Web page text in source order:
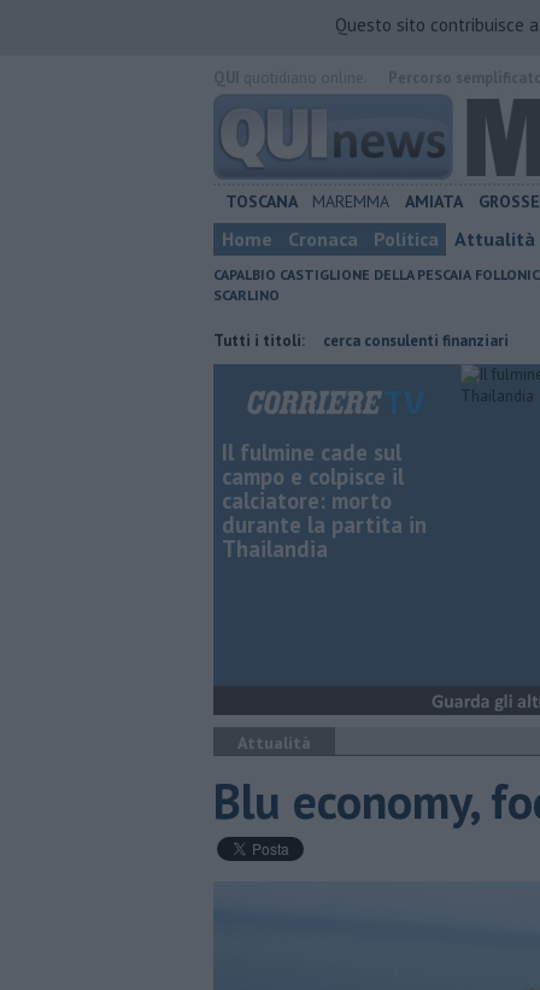
Questo sito contribuisce
TOSCANA MAREMMA AMIATA
Home Cronaca Politica Attualità
CAPALBIO CASTIGLIONE DELLA PESCAIA
SCARLINO
Tutti i titoli:
Poste Italiane cerca consulenti finanziari Affitti,
Il fulmine cade sul
campo e colpisce il
calciatore: morto
durante la partita in
Thailandia
Attualità
Blu economy,